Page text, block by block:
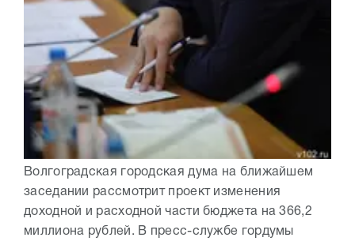
Волгоградская городская дума на ближайшем
заседании рассмотрит проект изменения
доходной и расходной части бюджета на 366,2
миллиона рублей. В пресс-службе гордумы